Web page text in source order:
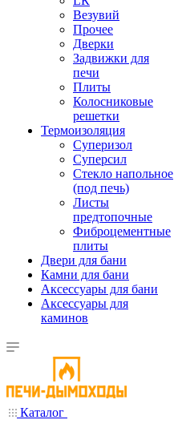
Везувий
Прочее
Дверки
Задвижки для
печи
Плиты
Колосниковые
решетки
Термоизоляция
Суперизол
Суперсил
Стекло напольное
(под печь)
Листы
предтопочные
Фиброцементные
плиты
Двери для бани
Камни для бани
Аксессуары для бани
Аксессуары для
каминов
Каталог